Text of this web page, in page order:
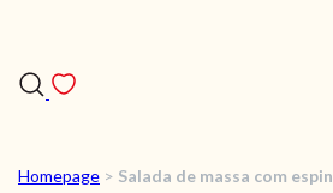
Homepage > Salada de massa com